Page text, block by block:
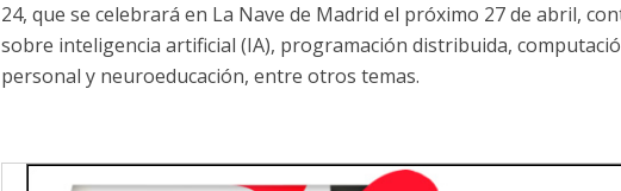
24, que se celebrará en La Nave de Madrid el próximo 27 de abril,
sobre inteligencia artificial (IA), programación distribuida,
personal y neuroeducación, entre otros temas.